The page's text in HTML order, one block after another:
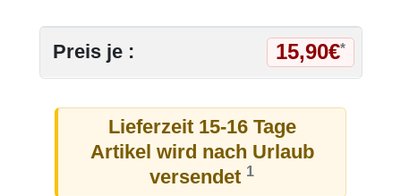
Preis je : 15,90€*
Lieferzeit 15-16 Tage
Artikel wird nach Urlaub
versendet 1